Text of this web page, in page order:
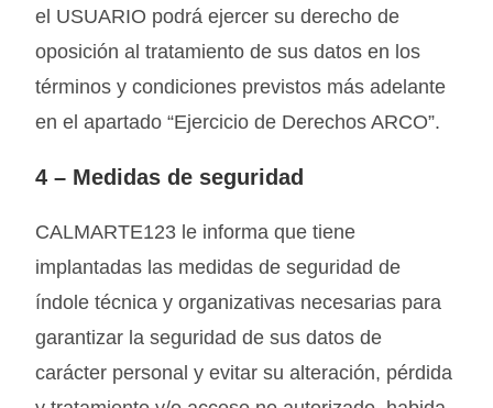
el USUARIO podrá ejercer su derecho de
oposición al tratamiento de sus datos en los
términos y condiciones previstos más adelante
en el apartado “Ejercicio de Derechos ARCO”.
4 – Medidas de seguridad
CALMARTE123 le informa que tiene
implantadas las medidas de seguridad de
índole técnica y organizativas necesarias para
garantizar la seguridad de sus datos de
carácter personal y evitar su alteración, pérdida